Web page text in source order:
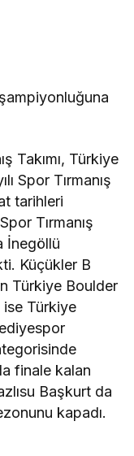
Takımı, Türkiye
Spor Tırmanış
tarihleri
Tırmanış
İnegöllü
Küçükler B
Türkiye Boulder
ise Türkiye
finale kalan
Başkurt da
kapadı.